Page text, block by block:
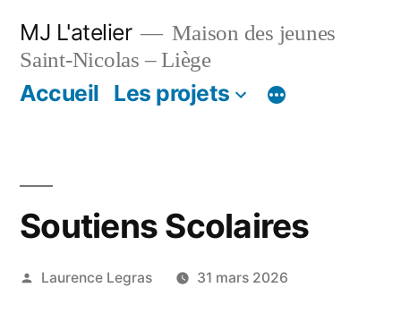
contenu
MJ L'atelier
Maison des jeunes
Saint-Nicolas – Liège
Accueil Les projets
Soutiens Scolaires
Publié
Laurence Legras 31 mars 2026